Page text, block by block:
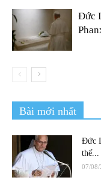
Đức
Bài mới nhất
Đức
thế...
07/08/